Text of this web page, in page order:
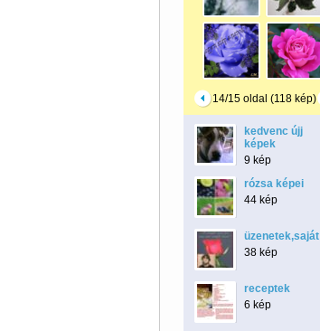
14/15 oldal (118 kép)
kedvenc újj
képek
9 kép
rózsa képei
44 kép
üzenetek,saját
38 kép
receptek
6 kép